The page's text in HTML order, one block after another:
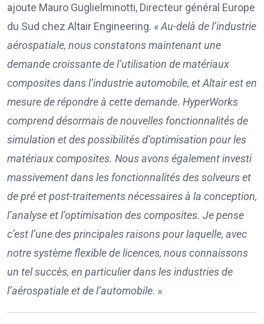
ajoute Mauro Guglielminotti, Directeur général Europe
du Sud chez Altair Engineering. «Au-delà de l’industrie
aérospatiale, nous constatons maintenant une
demande croissante de l’utilisation de matériaux
composites dans l’industrie automobile, et Altair est en
mesure de répondre à cette demande. HyperWorks
comprend désormais de nouvelles fonctionnalités de
simulation et des possibilités d’optimisation pour les
matériaux composites. Nous avons également investi
massivement dans les fonctionnalités des solveurs et
de pré et post-traitements nécessaires à la conception,
l’analyse et l’optimisation des composites. Je pense
c’est l’une des principales raisons pour laquelle, avec
notre système flexible de licences, nous connaissons
un tel succès, en particulier dans les industries de
l’aérospatiale et de l’automobile. »